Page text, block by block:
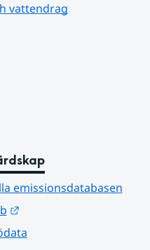
vattendrag
emissionsdatabasen
Länk till annan webbplats.